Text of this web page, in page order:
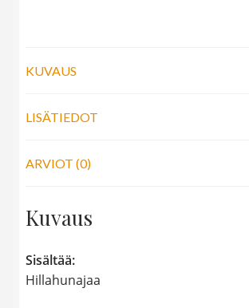
KUVAUS
LISÄTIEDOT
ARVIOT (0)
Kuvaus
Sisältää:
Hillahunajaa